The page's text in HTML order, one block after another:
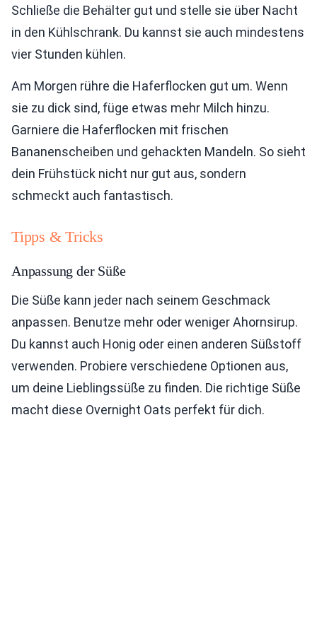
Schließe die Behälter gut und stelle sie über Nacht
in den Kühlschrank. Du kannst sie auch mindestens
vier Stunden kühlen.
Am Morgen rühre die Haferflocken gut um. Wenn
sie zu dick sind, füge etwas mehr Milch hinzu.
Garniere die Haferflocken mit frischen
Bananenscheiben und gehackten Mandeln. So sieht
dein Frühstück nicht nur gut aus, sondern
schmeckt auch fantastisch.
Tipps & Tricks
Anpassung der Süße
Die Süße kann jeder nach seinem Geschmack
anpassen. Benutze mehr oder weniger Ahornsirup.
Du kannst auch Honig oder einen anderen Süßstoff
verwenden. Probiere verschiedene Optionen aus,
um deine Lieblingssüße zu finden. Die richtige Süße
macht diese Overnight Oats perfekt für dich.